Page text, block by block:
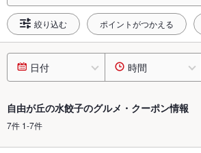
絞り込む ポイントがつかえる
日付 時間
自由が丘の水餃子のグルメ・クーポン情報
7件 1-7件